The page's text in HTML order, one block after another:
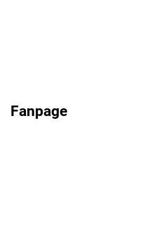
Fanpage